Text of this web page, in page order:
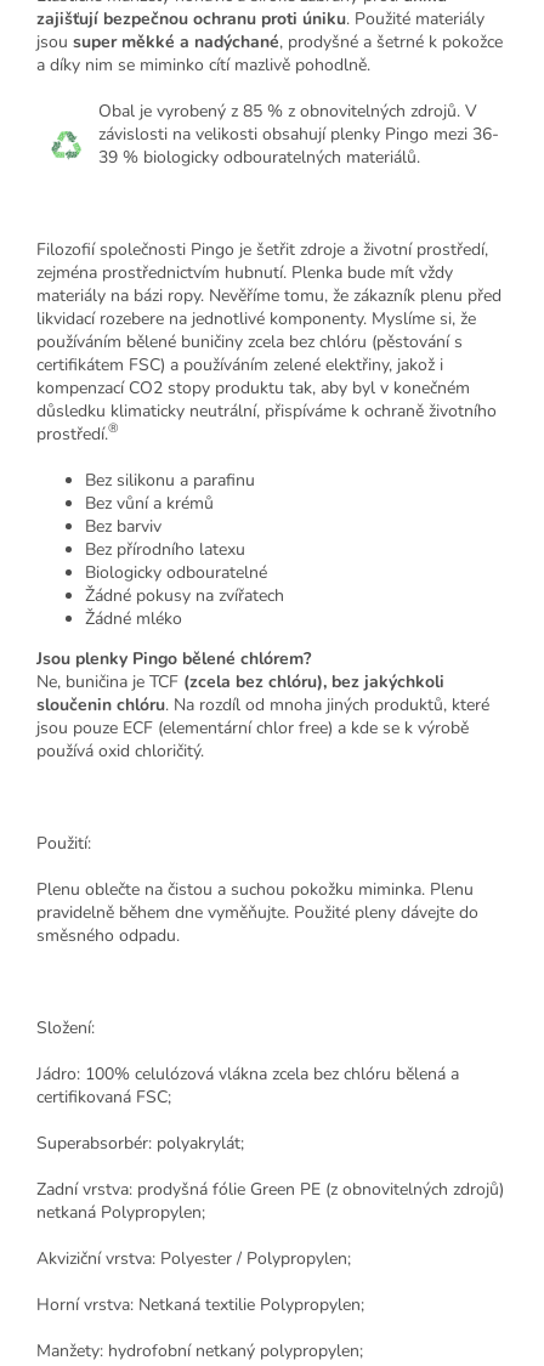
zajišťují bezpečnou ochranu proti úniku. Použité materiály
jsou super měkké a nadýchané, prodyšné a šetrné k pokožce
a díky nim se miminko cítí mazlivě pohodlně.
Obal je vyrobený z 85 % z obnovitelných zdrojů. V
závislosti na velikosti obsahují plenky Pingo mezi 36-
39 % biologicky odbouratelných materiálů.
Filozofií společnosti Pingo je šetřit zdroje a životní prostředí,
zejména prostřednictvím hubnutí. Plenka bude mít vždy
materiály na bázi ropy. Nevěříme tomu, že zákazník plenu před
likvidací rozebere na jednotlivé komponenty. Myslíme si, že
používáním bělené buničiny zcela bez chlóru (pěstování s
certifikátem FSC) a používáním zelené elektřiny, jakož i
kompenzací CO2 stopy produktu tak, aby byl v konečném
důsledku klimaticky neutrální, přispíváme k ochraně životního
prostředí.®
Bez silikonu a parafinu
Bez vůní a krémů
Bez barviv
Bez přírodního latexu
Biologicky odbouratelné
Žádné pokusy na zvířatech
Žádné mléko
Jsou plenky Pingo bělené chlórem?
Ne, buničina je TCF (zcela bez chlóru), bez jakýchkoli
sloučenin chlóru. Na rozdíl od mnoha jiných produktů, které
jsou pouze ECF (elementární chlor free) a kde se k výrobě
používá oxid chloričitý.
Použití:
Plenu oblečte na čistou a suchou pokožku miminka. Plenu
pravidelně během dne vyměňujte. Použité pleny dávejte do
směsného odpadu.
Složení:
Jádro: 100% celulózová vlákna zcela bez chlóru bělená a
certifikovaná FSC;
Superabsorbér: polyakrylát;
Zadní vrstva: prodyšná fólie Green PE (z obnovitelných zdrojů)
netkaná Polypropylen;
Akviziční vrstva: Polyester / Polypropylen;
Horní vrstva: Netkaná textilie Polypropylen;
Manžety: hydrofobní netkaný polypropylen;